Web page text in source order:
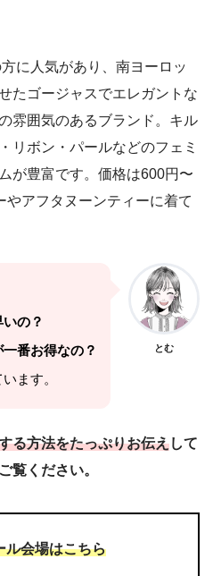
に人気があり、南ヨーロッ
たゴージャスでエレガントな
雰囲気のあるブランド。キル
リボン・パールなどのフェミ
が豊富です。価格は600円〜
アフタヌーンティーに着て
の？
番お得なの？
ます。
とむ
る方法をたっぷりお伝えして
覧ください。
ル会場はこちら